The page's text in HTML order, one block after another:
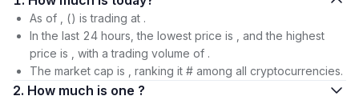
As of , () is trading at .
In the last 24 hours, the lowest price is , and the highest
price is , with a trading volume of .
The market cap is , ranking it # among all cryptocurrencies.
2. How much is one ?